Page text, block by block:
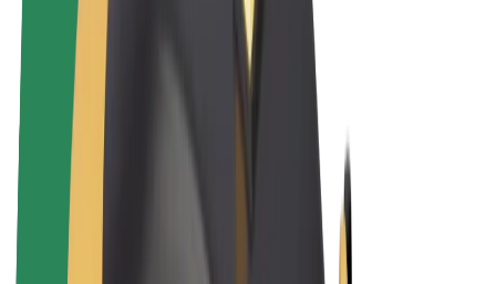
„Bolt Market“
„Bolt Food“
„Bolt Drive“
„Bolt for Business“
El. dviračiai
Užsidirbkite su „Bolt“